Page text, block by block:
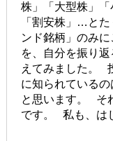
株」「大型株」「
「割安株」…と
ンド銘柄」のみ
を、自分を振り
えてみました。
に知られている
と思います。 そ
です。 私も、は